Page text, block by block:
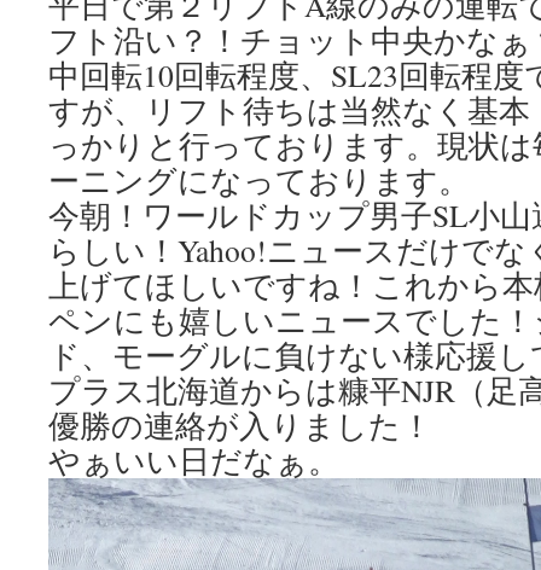
フト沿い？！チョット中央かなぁ
中回転10回転程度、SL23回転程
すが、リフト待ちは当然なく基
っかりと行っております。現状
ーニングになっております。
今朝！ワールドカップ男子SL小
らしい！Yahoo!ニュースだけで
上げてほしいですね！これから
ペンにも嬉しいニュースでした
ド、モーグルに負けない様応援
プラス北海道からは糠平NJR（足
優勝の連絡が入りました！
やぁいい日だなぁ。